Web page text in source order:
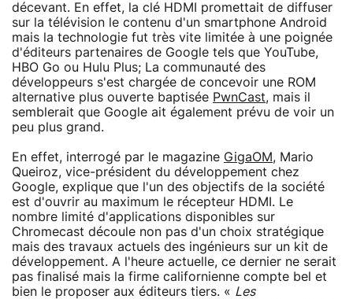
décevant. En effet, la clé HDMI promettait de diffuser
sur la télévision le contenu d'un smartphone Android
mais la technologie fut très vite limitée à une poignée
d'éditeurs partenaires de Google tels que YouTube,
HBO Go ou Hulu Plus; La communauté des
développeurs s'est chargée de concevoir une ROM
alternative plus ouverte baptisée PwnCast, mais il
semblerait que Google ait également prévu de voir un
peu plus grand.
En effet, interrogé par le magazine GigaOM, Mario
Queiroz, vice-président du développement chez
Google, explique que l'un des objectifs de la société
est d'ouvrir au maximum le récepteur HDMI. Le
nombre limité d'applications disponibles sur
Chromecast découle non pas d'un choix stratégique
mais des travaux actuels des ingénieurs sur un kit de
développement. A l'heure actuelle, ce dernier ne serait
pas finalisé mais la firme californienne compte bel et
bien le proposer aux éditeurs tiers. « Les